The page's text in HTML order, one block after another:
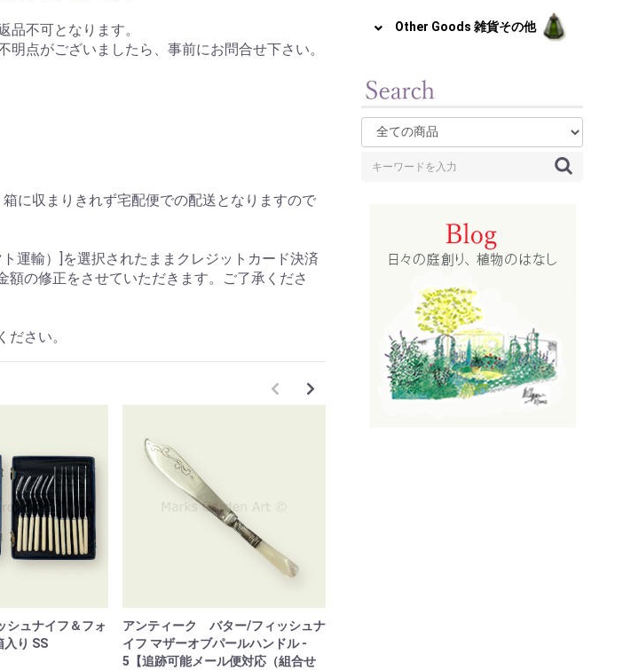
品不可となります。
明点がございましたら、事前にお問合せ下さい。
に収まりきれず宅配便での配送となりますので
運輸）]を選択されたままクレジットカード決済
の修正をさせていただきます。ご了承くださ
さい。
シュナイフ＆フォ
入り SS
アンティーク バター/フィッシュナ
イフ マザーオブパールハンドル -
5【追跡可能メール便対応（組合せ
Other Goods 雑貨その他